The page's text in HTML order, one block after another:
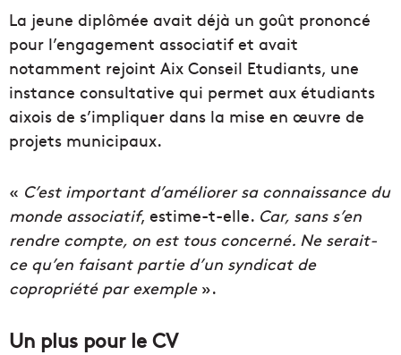
La jeune diplômée avait déjà un goût prononcé
pour l’engagement associatif et avait
notamment rejoint Aix Conseil Etudiants, une
instance consultative qui permet aux étudiants
aixois de s’impliquer dans la mise en œuvre de
projets municipaux.
« C’est important d’améliorer sa connaissance du
monde associatif, estime-t-elle. Car, sans s’en
rendre compte, on est tous concerné. Ne serait-
ce qu’en faisant partie d’un syndicat de
copropriété par exemple».
Un plus pour le CV